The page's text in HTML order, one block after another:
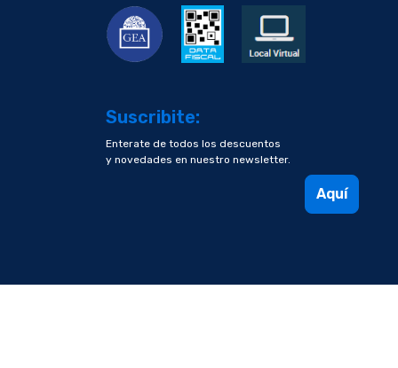
Suscribite:
Enterate de todos los descuentos
y novedades en nuestro newsletter.
Aquí